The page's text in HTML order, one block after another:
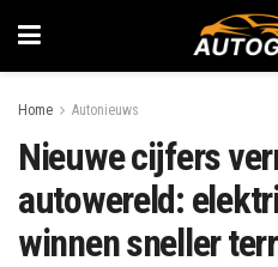
Home Autonieuws
Nieuwe cijfers
autowereld:
winnen sneller